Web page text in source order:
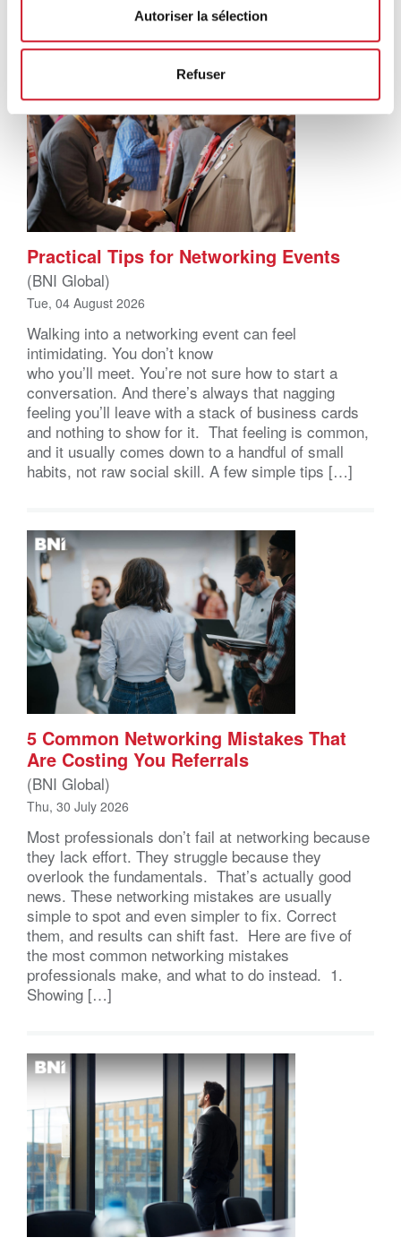
Autoriser la sélection
Refuser
Practical Tips for Networking Events
(BNI Global)
Tue, 04 August 2026
Walking into a networking event can feel
intimidating. You don’t know
who you’ll meet. You’re not sure how to start a
conversation. And there’s always that nagging
feeling you’ll leave with a stack of business cards
and nothing to show for it. That feeling is common,
and it usually comes down to a handful of small
habits, not raw social skill. A few simple tips […]
5 Common Networking Mistakes That
Are Costing You Referrals
(BNI Global)
Thu, 30 July 2026
Most professionals don’t fail at networking because
they lack effort. They struggle because they
overlook the fundamentals. That’s actually good
news. These networking mistakes are usually
simple to spot and even simpler to fix. Correct
them, and results can shift fast. Here are five of
the most common networking mistakes
professionals make, and what to do instead. 1.
Showing […]